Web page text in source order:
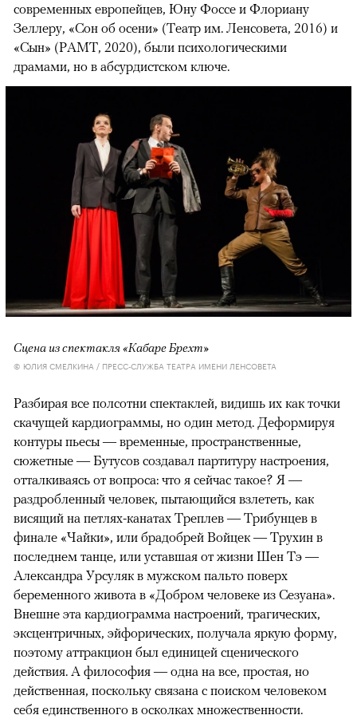
современных европейцев, Юну Фоссе и Флориану
Зеллеру, «Сон об осени» (Театр им. Ленсовета, 2016) и
«Сын» (РАМТ, 2020), были психологическими
драмами, но в абсурдистском ключе.
Сцена из спектакля «Кабаре Брехт»
© ЮЛИЯ СМЕЛКИНА / ПРЕСС-СЛУЖБА ТЕАТРА ИМЕНИ ЛЕНСОВЕТА
Разбирая все полсотни спектаклей, видишь их как точки
скачущей кардиограммы, но один метод. Деформируя
контуры пьесы — временные, пространственные,
сюжетные — Бутусов создавал партитуру настроения,
отталкиваясь от вопроса: что я сейчас такое? Я —
раздробленный человек, пытающийся взлететь, как
висящий на петлях-канатах Треплев — Трибунцев в
финале «Чайки», или брадобрей Войцек — Трухин в
последнем танце, или уставшая от жизни Шен Тэ —
Александра Урсуляк в мужском пальто поверх
беременного живота в «Добром человеке из Сезуана».
Внешне эта кардиограмма настроений, трагических,
эксцентричных, эйфорических, получала яркую форму,
поэтому аттракцион был единицей сценического
действия. А философия — одна на все, простая, но
действенная, поскольку связана с поиском человеком
себя единственного в осколках множественности.